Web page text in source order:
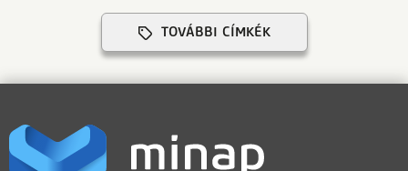
TOVÁBBI CÍMKÉK